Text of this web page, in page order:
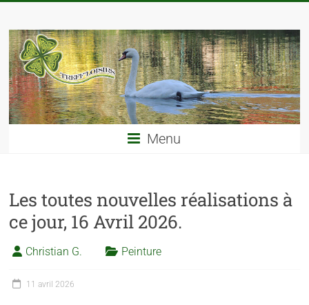
Menu
Les toutes nouvelles réalisations à
ce jour, 16 Avril 2026.
Christian G. Peinture
11 avril 2026